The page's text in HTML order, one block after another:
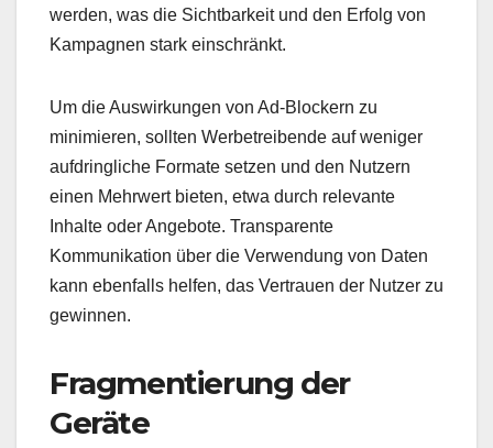
werden, was die Sichtbarkeit und den Erfolg von
Kampagnen stark einschränkt.
Um die Auswirkungen von Ad-Blockern zu
minimieren, sollten Werbetreibende auf weniger
aufdringliche Formate setzen und den Nutzern
einen Mehrwert bieten, etwa durch relevante
Inhalte oder Angebote. Transparente
Kommunikation über die Verwendung von Daten
kann ebenfalls helfen, das Vertrauen der Nutzer zu
gewinnen.
Fragmentierung der
Geräte